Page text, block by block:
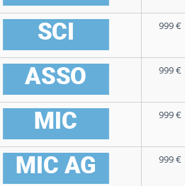
999€
999€
999€
999€